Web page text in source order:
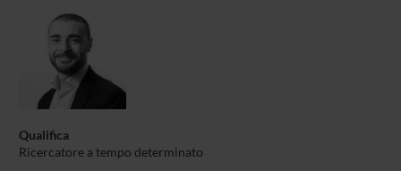
Qualifica
Ricercatore a tempo determinato